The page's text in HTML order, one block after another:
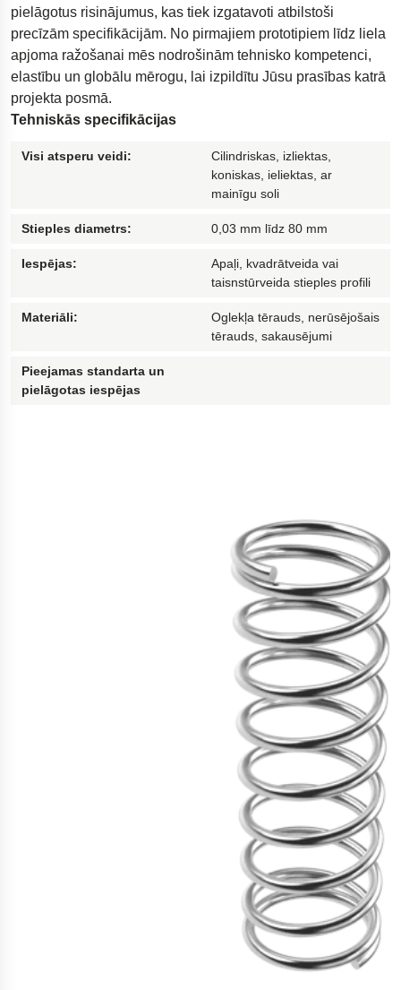
Urbšanas aprīkojums naftas un gāzes
Polestar 2 balstiekārta
Grīdas segums vingrošanai
Inovatīva piekļuves rampa
motociklu-balstiekarta
pielāgotus risinājumus, kas tiek izgatavoti atbilstoši
precīzām specifikācijām. No pirmajiem prototipiem līdz liela
apjoma ražošanai mēs nodrošinām tehnisko kompetenci,
elastību un globālu mērogu, lai izpildītu Jūsu prasības katrā
projekta posmā.
Tehniskās specifikācijas
Visi atsperu veidi:
Cilindriskas, izliektas,
koniskas, ieliektas, ar
mainīgu soli
Stieples diametrs: 0,03 mm līdz 80 mm
Iespējas:
Apaļi, kvadrātveida vai
taisnstūrveida stieples profili
Materiāli:
Oglekļa tērauds, nerūsējošais
tērauds, sakausējumi
Pieejamas standarta un
pielāgotas iespējas